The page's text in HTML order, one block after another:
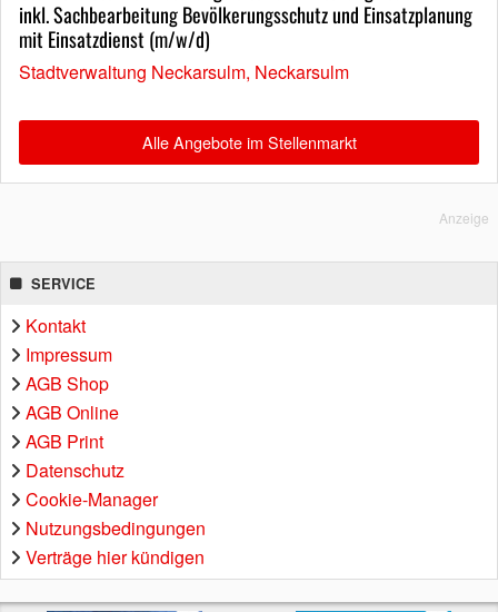
inkl. Sachbearbeitung Bevölkerungsschutz und Einsatzplanung
mit Einsatzdienst (m/w/d)
Stadtverwaltung Neckarsulm, Neckarsulm
Alle Angebote im Stellenmarkt
Anzeige
SERVICE
Kontakt
Impressum
AGB Shop
AGB Online
AGB Print
Datenschutz
Cookie-Manager
Nutzungsbedingungen
Verträge hier kündigen